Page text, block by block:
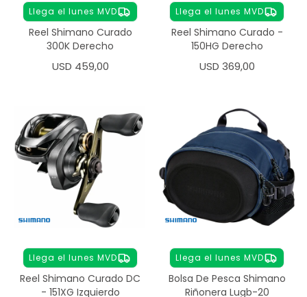
Llega el lunes MVD
Reel Shimano Curado
300K Derecho
USD 459,00
Llega el lunes MVD
Reel Shimano Curado -
150HG Derecho
USD 369,00
Llega el lunes MVD
Reel Shimano Curado DC
- 151XG Izquierdo
Llega el lunes MVD
Bolsa De Pesca Shimano
Riñonera Lugb-20